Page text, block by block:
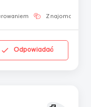
okres pracy:
Znajomość
Odpowiadać